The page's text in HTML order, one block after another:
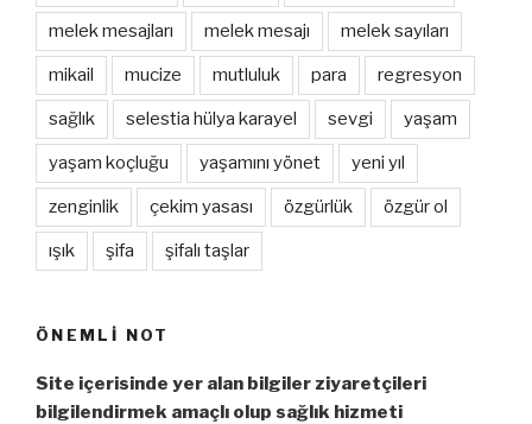
melek mesajları melek mesajı melek sayıları
mikail mucize mutluluk para regresyon
sağlık selestia hülya karayel sevgi yaşam
yaşam koçluğu yaşamını yönet yeni yıl
zenginlik çekim yasası özgürlük özgür ol
ışık şifa şifalı taşlar
ÖNEMLI NOT
Site içerisinde yer alan bilgiler ziyaretçileri
bilgilendirmek amaçlı olup sağlık hizmeti